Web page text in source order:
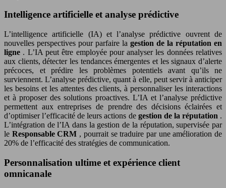
Intelligence artificielle et analyse prédictive
L’intelligence artificielle (IA) et l’analyse prédictive ouvrent de
nouvelles perspectives pour parfaire la gestion de la réputation en
ligne . L’IA peut être employée pour analyser les données relatives
aux clients, détecter les tendances émergentes et les signaux d’alerte
précoces, et prédire les problèmes potentiels avant qu’ils ne
surviennent. L’analyse prédictive, quant à elle, peut servir à anticiper
les besoins et les attentes des clients, à personnaliser les interactions
et à proposer des solutions proactives. L’IA et l’analyse prédictive
permettent aux entreprises de prendre des décisions éclairées et
d’optimiser l’efficacité de leurs actions de gestion de la réputation .
L’intégration de l’IA dans la gestion de la réputation, supervisée par
le Responsable CRM , pourrait se traduire par une amélioration de
20% de l’efficacité des stratégies de communication.
Personnalisation ultime et expérience client
omnicanale